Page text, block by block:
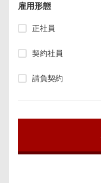
雇用形態
正社員
契約社員
請負契約